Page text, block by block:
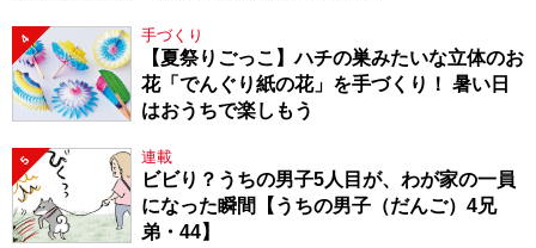
4 手づくり
【夏祭りごっこ】ハチの巣みたいな立体のお
花「でんぐり紙の花」を手づくり！ 暑い日
はおうちで楽しもう
5 連載
ビビり？うちの男子5人目が、わが家の一員
になった瞬間【うちの男子（だんご）4兄
弟・44】